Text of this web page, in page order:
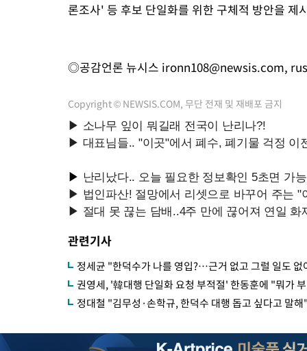
론조사' 등 후보 단일화를 위한 구체적 방안을 제
◎공감언론 뉴시스 ironn108@newsis.com,
Copyright © NEWSIS.COM, 무단 전재 및 재배포 금지
관련기사
정세균 "한덕수가 나를 영입?…근거 없고 그럴 일도 없
권영세, '韓대행 단일화 요청 부적절' 한동훈에 "뭐가
정대철 "김무성·손학규, 한덕수 대행 돕고 싶다고 말